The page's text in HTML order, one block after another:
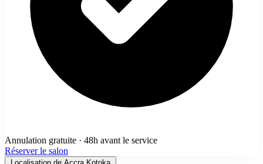
Annulation gratuite · 48h avant le service
Réserver le salon